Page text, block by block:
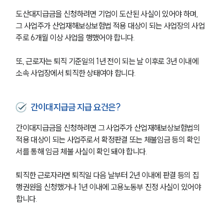
도산대지급금을 신청하려면 기업이 도산된 사실이 있어야 하며,
그 사업주가 산업재해보상보험법 적용 대상이 되는 사업장의 사업
주로 6개월 이상 사업을 행했어야 합니다.
또, 근로자는 퇴직 기준일의 1년 전이 되는 날 이후로 3년 이내에
소속 사업장에서 퇴직한 상태여야 합니다.
간이대지급금 지급 요건은?
간이대지급금을 신청하려면 그 사업주가 산업재해보상보험법의
적용 대상이 되는 사업주로서 확정판결 또는 체불임금 등의 확인
서를 통해 임금 체불 사실이 확인 돼야 합니다.
퇴직한 근로자라면 퇴직일 다음 날부터 2년 이내에 판결 등의 집
행권원을 신청했거나 1년 이내에 고용노동부 진정 사실이 있어야
합니다.